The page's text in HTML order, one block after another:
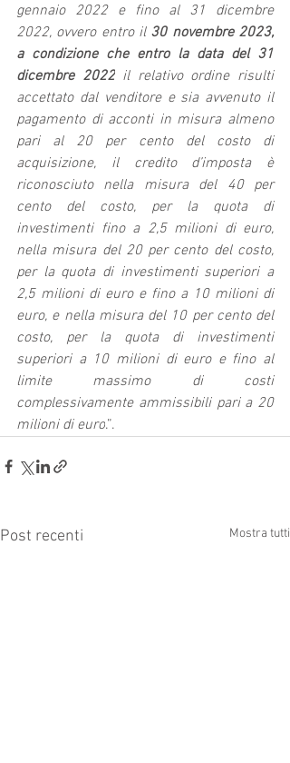
gennaio 2022 e fino al 31 dicembre
2022, ovvero entro il 30 novembre 2023,
a condizione che entro la data del 31
dicembre 2022 il relativo ordine risulti
accettato dal venditore e sia avvenuto il
pagamento di acconti in misura almeno
pari al 20 per cento del costo di
acquisizione, il credito d’imposta è
riconosciuto nella misura del 40 per
cento del costo, per la quota di
investimenti fino a 2,5 milioni di euro,
nella misura del 20 per cento del costo,
per la quota di investimenti superiori a
2,5 milioni di euro e fino a 10 milioni di
euro, e nella misura del 10 per cento del
costo, per la quota di investimenti
superiori a 10 milioni di euro e fino al
limite massimo di costi
complessivamente ammissibili pari a 20
milioni di euro.”.
Post recenti Mostra tutti